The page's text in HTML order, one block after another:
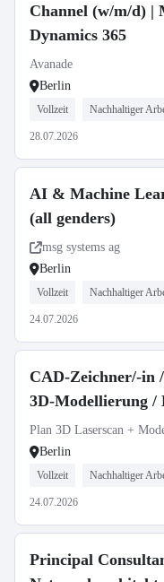
Channel (w/m/d) |
Dynamics 365
Avanade
Berlin
Vollzeit Nachhaltiger
28.07.2026
AI & Machine
(all genders)
msg systems ag
Berlin
Vollzeit Nachhaltiger
24.07.2026
CAD-Zeichner/-
3D-Modellierung /
Plan 3D Laserscan +
Berlin
Vollzeit Nachhaltiger
24.07.2026
Principal